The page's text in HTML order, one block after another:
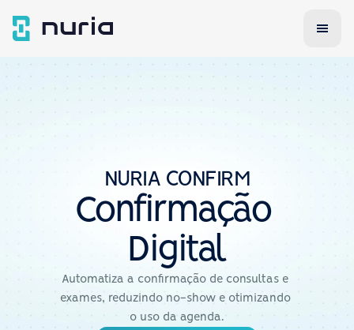
NURIA CONFIRM
Confirmação
Digital
Automatiza a confirmação de consultas e
exames, reduzindo no-show e otimizando
o uso da agenda.